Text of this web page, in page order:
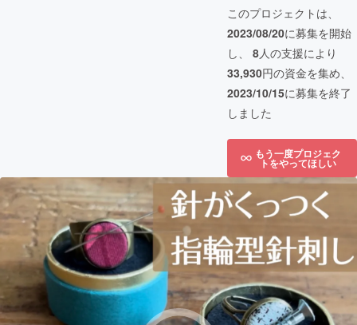
このプロジェクトは、
2023/08/20に募集を開始
し、 8人の支援により
33,930円の資金を集め、
2023/10/15に募集を終了
しました
もう一度プロジェク
トをやってほしい